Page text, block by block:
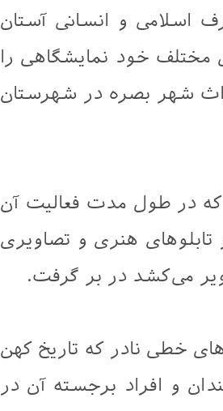
اسلامی و انسانی آستان
خود نمایشگاهی را
شهر بصره در شهرستان
که در طول مدت فعالیت آن
هنری و تصاویری
می‌کشد در بر گرفت.
خطی نادر که تاریخ کهن
و افراد برجسته آن در